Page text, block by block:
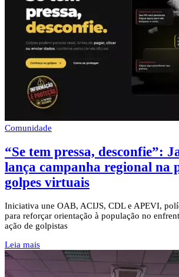
Comunidade
“Se tem pressa, desconfie”:
lança campanha regional na
golpes virtuais
Iniciativa une OAB, ACIJS, CDL e APEVI,
para reforçar orientação à população no
ação de golpistas
Leia mais